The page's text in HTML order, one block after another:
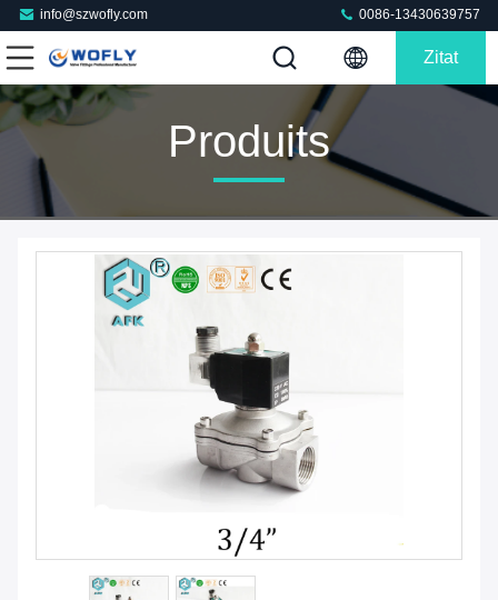
info@szwofly.com 0086-13430639757
Zitat
Produits